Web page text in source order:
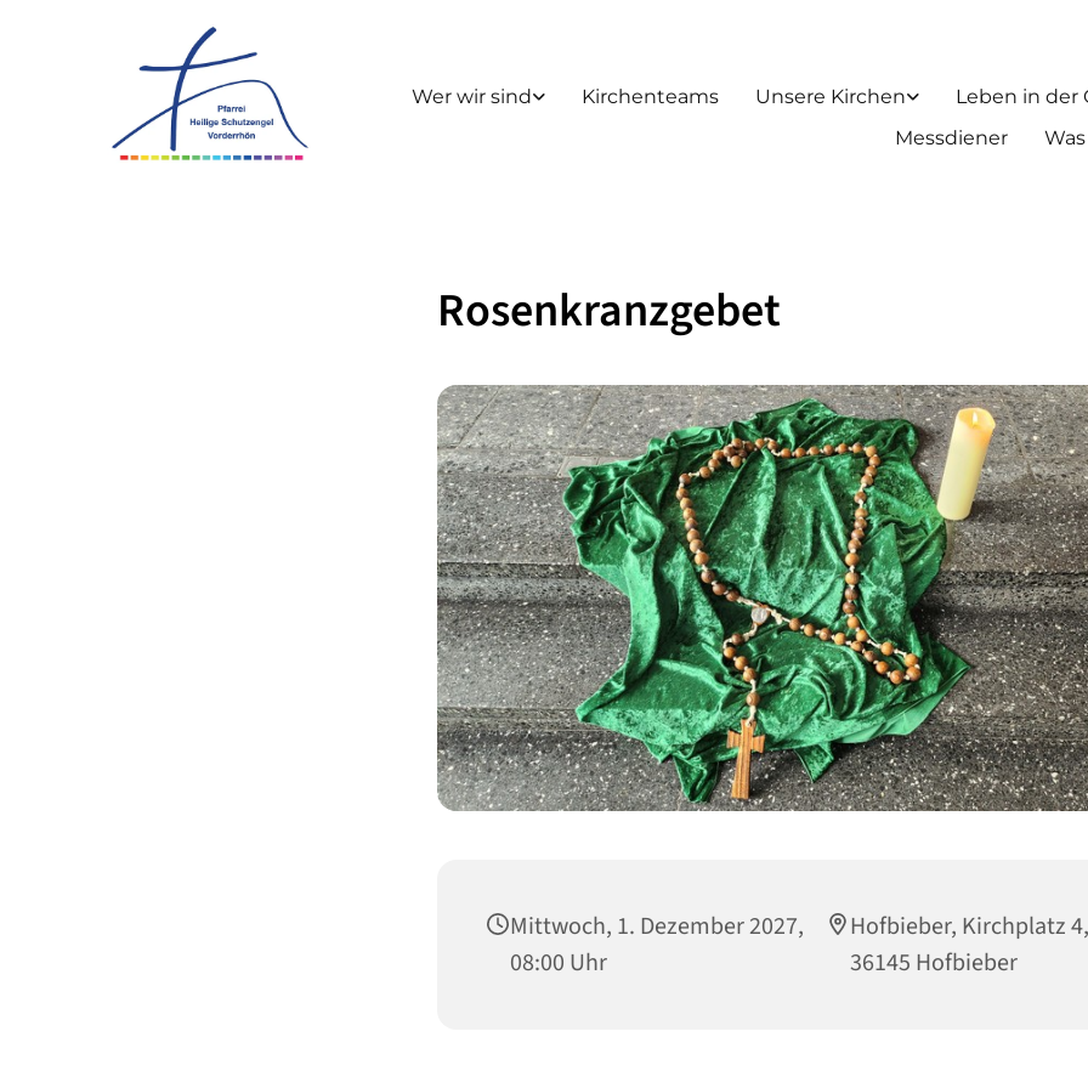
Wer wir sind Kirchenteams Unsere Kirchen
Leben in der
Messdiener
Rosenkranzgebet
Mittwoch, 1. Dezember 2027,
08:00 Uhr
Hofbieber, Kirchplatz 4,
36145 Hofbieber